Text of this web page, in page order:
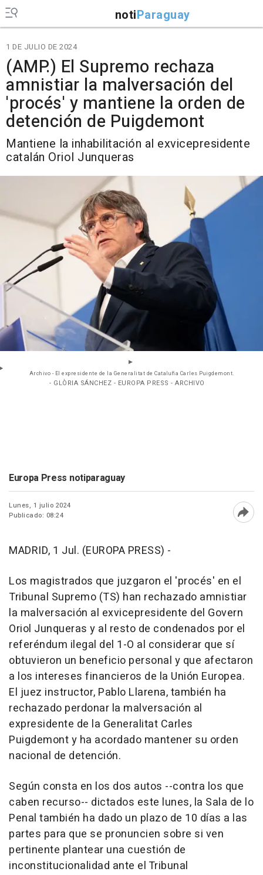
notiParaguay
1 DE JULIO DE 2024
(AMP.) El Supremo rechaza
amnistiar la malversación del
'procés' y mantiene la orden de
detención de Puigdemont
Mantiene la inhabilitación al exvicepresidente
catalán Oriol Junqueras
Archivo - El expresidente de la Generalitat de Cataluña Carles Puigdemont.
- GLÒRIA SÁNCHEZ - EUROPA PRESS - ARCHIVO
Europa Press notiparaguay
Lunes, 1 julio 2024
Publicado: 08:24
MADRID, 1 Jul. (EUROPA PRESS) -
Los magistrados que juzgaron el 'procés' en el
Tribunal Supremo (TS) han rechazado amnistiar
la malversación al exvicepresidente del Govern
Oriol Junqueras y al resto de condenados por el
referéndum ilegal del 1-O al considerar que sí
obtuvieron un beneficio personal y que afectaron
a los intereses financieros de la Unión Europea.
El juez instructor, Pablo Llarena, también ha
rechazado perdonar la malversación al
expresidente de la Generalitat Carles
Puigdemont y ha acordado mantener su orden
nacional de detención.
Según consta en los dos autos --contra los que
caben recurso-- dictados este lunes, la Sala de lo
Penal también ha dado un plazo de 10 días a las
partes para que se pronuncien sobre si ven
pertinente plantear una cuestión de
inconstitucionalidad ante el Tribunal